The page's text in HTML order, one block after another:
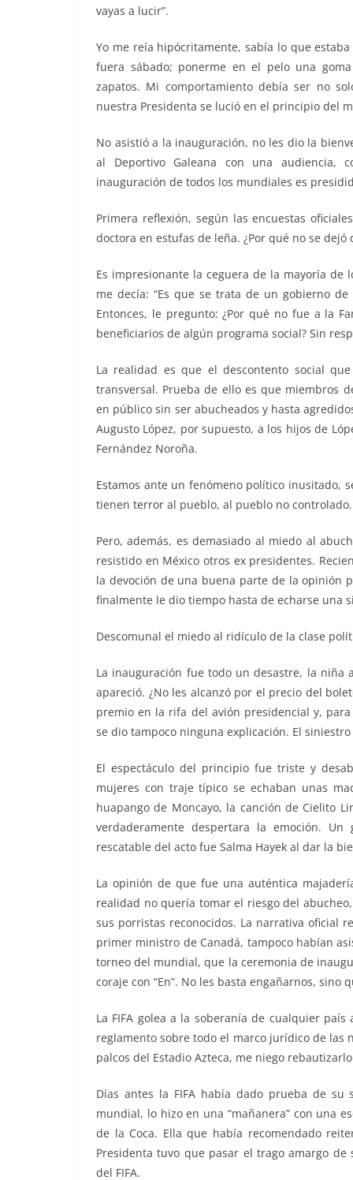
vayas a lucir”.
Yo me reía hipócritamente, sabía lo que
fuera sábado; ponerme en el pelo una
zapatos. Mi comportamiento debía ser no
nuestra Presidenta se lució en el principio del
No asistió a la inauguración, no les dio la
al Deportivo Galeana con una audiencia,
inauguración de todos los mundiales es
Primera reflexión, según las encuestas
doctora en estufas de leña. ¿Por qué no se
Es impresionante la ceguera de la mayoría
me decía: “Es que se trata de un gobierno
Entonces, le pregunto: ¿Por qué no fue a la
beneficiarios de algún programa social? Sin
La realidad es que el descontento social
transversal. Prueba de ello es que miembros
en público sin ser abucheados y hasta
Augusto López, por supuesto, a los hijos de
Fernández Noroña.
Estamos ante un fenómeno político inusitado,
tienen terror al pueblo, al pueblo no controlado.
Pero, además, es demasiado al miedo al
resistido en México otros ex presidentes.
la devoción de una buena parte de la opinión
finalmente le dio tiempo hasta de echarse una
Descomunal el miedo al ridículo de la clase
La inauguración fue todo un desastre, la niña
apareció. ¿No les alcanzó por el precio del
premio en la rifa del avión presidencial y,
se dio tampoco ninguna explicación. El
El espectáculo del principio fue triste y
mujeres con traje típico se echaban unas
huapango de Moncayo, la canción de Cielito
verdaderamente despertara la emoción.
rescatable del acto fue Salma Hayek al dar la
La opinión de que fue una auténtica
realidad no quería tomar el riesgo del
sus porristas reconocidos. La narrativa oficial
primer ministro de Canadá, tampoco habían
torneo del mundial, que la ceremonia de
coraje con “En”. No les basta engañarnos, sino
La FIFA golea a la soberanía de cualquier
reglamento sobre todo el marco jurídico de las
palcos del Estadio Azteca, me niego
Días antes la FIFA había dado prueba de
mundial, lo hizo en una “mañanera” con una
de la Coca. Ella que había recomendado
Presidenta tuvo que pasar el trago amargo
del FIFA.